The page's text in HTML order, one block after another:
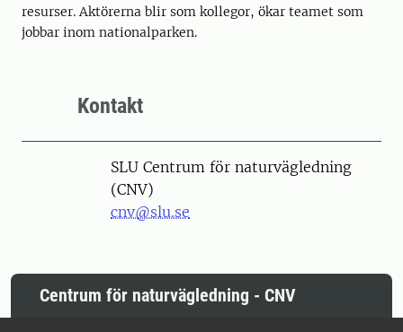
resurser. Aktörerna blir som kollegor, ökar teamet som
jobbar inom nationalparken.
Kontakt
SLU Centrum för naturvägledning
(CNV)
cnv@slu.se
Centrum för naturvägledning - CNV